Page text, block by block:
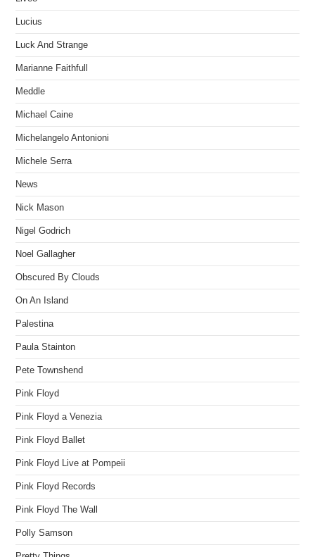
Lucius
Luck And Strange
Marianne Faithfull
Meddle
Michael Caine
Michelangelo Antonioni
Michele Serra
News
Nick Mason
Nigel Godrich
Noel Gallagher
Obscured By Clouds
On An Island
Palestina
Paula Stainton
Pete Townshend
Pink Floyd
Pink Floyd a Venezia
Pink Floyd Ballet
Pink Floyd Live at Pompeii
Pink Floyd Records
Pink Floyd The Wall
Polly Samson